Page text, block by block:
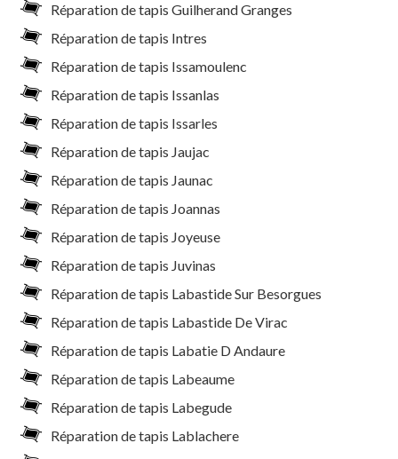
Réparation de tapis Guilherand Granges
Réparation de tapis Intres
Réparation de tapis Issamoulenc
Réparation de tapis Issanlas
Réparation de tapis Issarles
Réparation de tapis Jaujac
Réparation de tapis Jaunac
Réparation de tapis Joannas
Réparation de tapis Joyeuse
Réparation de tapis Juvinas
Réparation de tapis Labastide Sur Besorgues
Réparation de tapis Labastide De Virac
Réparation de tapis Labatie D Andaure
Réparation de tapis Labeaume
Réparation de tapis Labegude
Réparation de tapis Lablachere